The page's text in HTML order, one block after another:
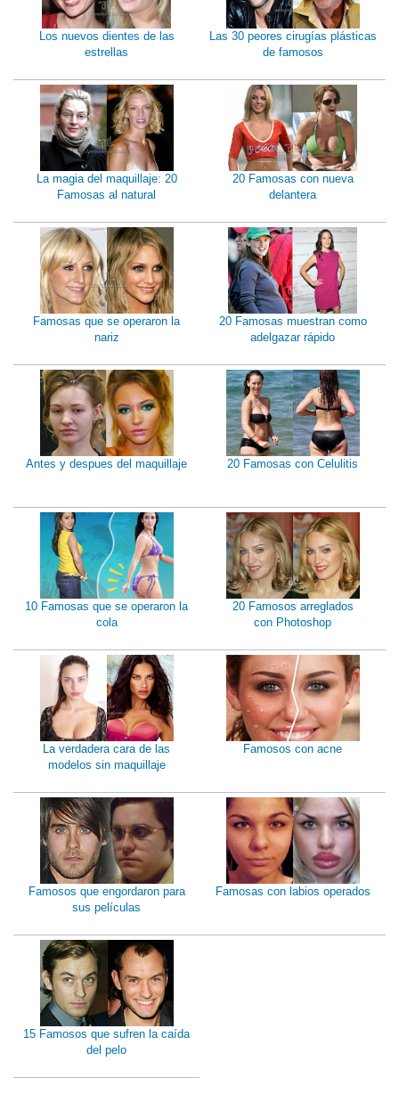
Los nuevos dientes de las
estrellas
Las 30 peores cirugías plásticas
de famosos
La magia del maquillaje: 20
Famosas al natural
20 Famosas con nueva
delantera
Famosas que se operaron la
nariz
20 Famosas muestran como
adelgazar rápido
Antes y despues del maquillaje 20 Famosas con Celulitis
10 Famosas que se operaron la
cola
20 Famosos arreglados
con Photoshop
La verdadera cara de las
modelos sin maquillaje
Famosos con acne
Famosos que engordaron para
sus películas
Famosas con labios operados
15 Famosos que sufren la caída
del pelo